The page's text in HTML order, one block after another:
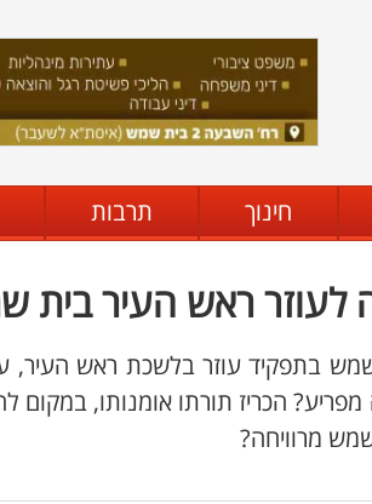
חינוך תרבות
לעוזר ראש העיר בית
בתפקיד עוזר בלשכת ראש העיר,
הכריז תורתו אומנותו, במקום
מרוויחה?